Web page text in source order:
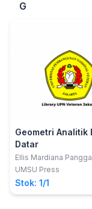
G
Geometri Analitik
Datar
Ellis Mardiana
UMSU Press
Stok: 1/1